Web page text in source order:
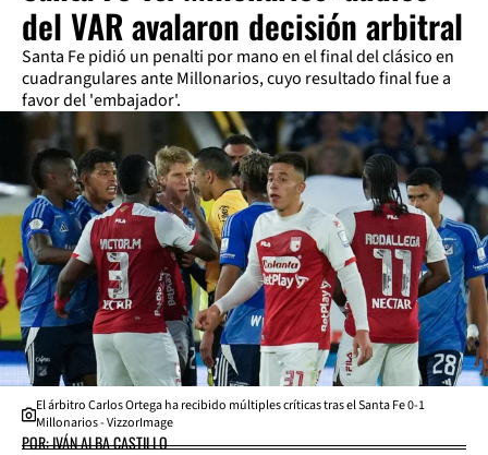
del VAR avalaron decisión arbitral
Santa Fe pidió un penalti por mano en el final del clásico en
cuadrangulares ante Millonarios, cuyo resultado final fue a
favor del 'embajador'.
El árbitro Carlos Ortega ha recibido múltiples críticas tras el Santa Fe 0-1
Millonarios - VizzorImage
POR: IVÁN ALBA CASTILLO